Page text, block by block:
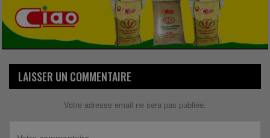
LAISSER UN COMMENTAIRE
Votre adresse email ne sera pas publiée.